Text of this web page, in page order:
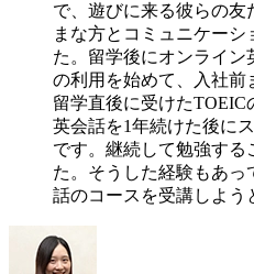
で、遊びに来る彼らの
まな方とコミュニケー
た。留学後にオンライ
の利用を始めて、入社前
留学直後に受けたTOEIC
英会話を1年続けた後に
です。継続して勉強する
た。そうした経験もあっ
話のコースを受講しよう